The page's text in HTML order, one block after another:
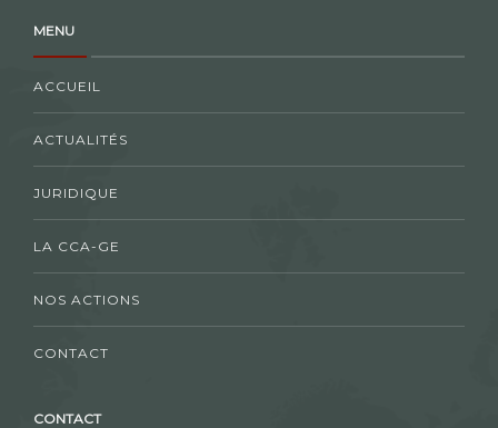
MENU
ACCUEIL
ACTUALITÉS
JURIDIQUE
LA CCA-GE
NOS ACTIONS
CONTACT
CONTACT